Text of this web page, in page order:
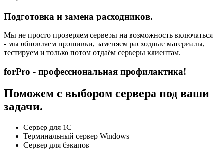
Подготовка и замена расходников.
Мы не просто проверяем серверы на возможность включаться
- мы обновляем прошивки, заменяем расходные материалы,
тестируем и только потом отдаём серверы клиентам.
forPro - профессиональная профилактика!
Поможем с выбором сервера под ваши
задачи.
Сервер для 1С
Терминальный сервер Windows
Сервер для бэкапов